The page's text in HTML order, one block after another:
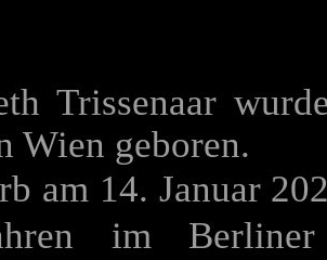
Trissenaar
Wien geboren.
am 14. Januar
im Berliner